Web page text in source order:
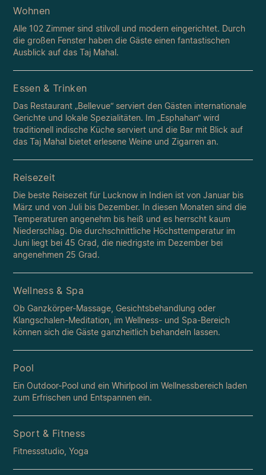
Wohnen
Alle 102 Zimmer sind stilvoll und modern eingerichtet. Durch
die großen Fenster haben die Gäste einen fantastischen
Ausblick auf das Taj Mahal.
Essen & Trinken
Das Restaurant „Bellevue“ serviert den Gästen internationale
Gerichte und lokale Spezialitäten. Im „Esphahan“ wird
traditionell indische Küche serviert und die Bar mit Blick auf
das Taj Mahal bietet erlesene Weine und Zigarren an.
Reisezeit
Die beste Reisezeit für Lucknow in Indien ist von Januar bis
März und von Juli bis Dezember. In diesen Monaten sind die
Temperaturen angenehm bis heiß und es herrscht kaum
Niederschlag. Die durchschnittliche Höchsttemperatur im
Juni liegt bei 45 Grad, die niedrigste im Dezember bei
angenehmen 25 Grad.
Wellness & Spa
Ob Ganzkörper-Massage, Gesichtsbehandlung oder
Klangschalen-Meditation, im Wellness- und Spa-Bereich
können sich die Gäste ganzheitlich behandeln lassen.
Pool
Ein Outdoor-Pool und ein Whirlpool im Wellnessbereich laden
zum Erfrischen und Entspannen ein.
Sport & Fitness
Fitnessstudio, Yoga